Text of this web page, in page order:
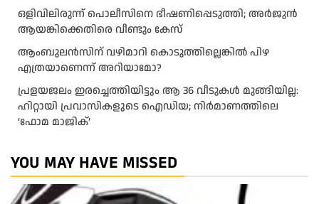
ഒളിവിലിരുന്ന് പൊലീസിനെ ഭീഷണിപ്പെടുത്തി; അർജുൻ
ആയങ്കിക്കെതിരെ വീണ്ടും കേസ്
ആംബുലന്‍സിന് വഴിമാറി കൊടുത്തില്ലെങ്കില്‍ പിഴ
എത്രയാണെന്ന് അറിയാമോ?
പ്രളയജലം ഇരച്ചെത്തിയിട്ടും ആ 36 വീടുകൾ മുങ്ങിയില്ല:
ഹിറ്റായി പ്രവാസികളുടെ ഐഡിയ; നിർമാണത്തിലെ
‘ഫോമ മാജിക്’
YOU MAY HAVE MISSED